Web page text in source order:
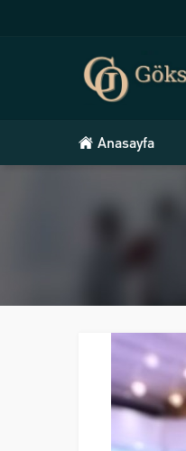
Anasayfa